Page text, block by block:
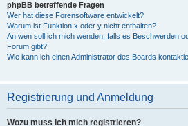
phpBB betreffende Fragen
Wer hat diese Forensoftware entwickelt?
Warum ist Funktion x oder y nicht enthalten?
An wen soll ich mich wenden, falls es Beschwerden
Forum gibt?
Wie kann ich einen Administrator des Boards
Registrierung und Anmeldung
Wozu muss ich mich registrieren?